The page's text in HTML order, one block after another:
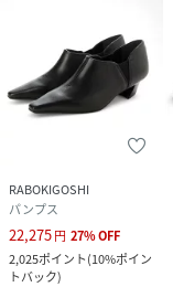
RABOKIGOSHI
パンプス
22,275円 27%OFF
2,025ポイント(10%ポイン
トバック)